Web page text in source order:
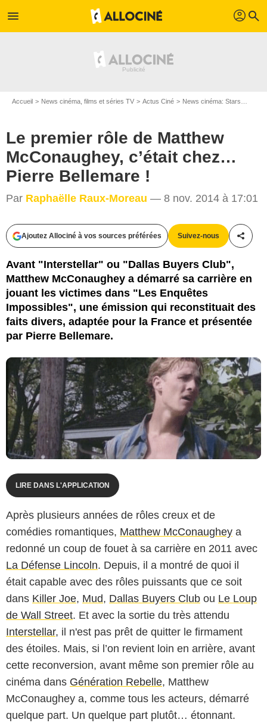
menu profil search
Accueil News cinéma, films et séries TV Actus Ciné News cinéma: Stars
Le premier rôle de Matthew
McConaughey, c’était chez…
Pierre Bellemare !
Par Raphaëlle Raux-Moreau — 8 nov. 2014 à 17:01
Ajoutez Allociné à vos sources préférées Suivez-nous
Avant "Interstellar" ou "Dallas Buyers Club",
Matthew McConaughey a démarré sa carrière en
jouant les victimes dans "Les Enquêtes
Impossibles", une émission qui reconstituait des
faits divers, adaptée pour la France et présentée
par Pierre Bellemare.
Capture d'écran
LIRE DANS L'APPLICATION
Après plusieurs années de rôles creux et de
comédies romantiques, Matthew McConaughey a
redonné un coup de fouet à sa carrière en 2011 avec
La Défense Lincoln. Depuis, il a montré de quoi il
était capable avec des rôles puissants que ce soit
dans Killer Joe, Mud, Dallas Buyers Club ou Le Loup
de Wall Street. Et avec la sortie du très attendu
Interstellar, il n'est pas prêt de quitter le firmament
des étoiles. Mais, si l’on revient loin en arrière, avant
cette reconversion, avant même son premier rôle au
cinéma dans Génération Rebelle, Matthew
McConaughey a, comme tous les acteurs, démarré
quelque part. Un quelque part plutôt… étonnant.